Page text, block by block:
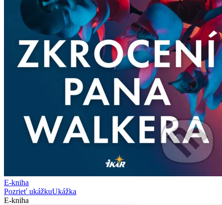
E-kniha
Pozrieť ukážkuUkážka
E-kniha